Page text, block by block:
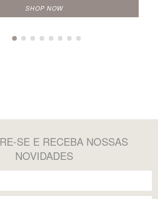
SHOP NOW
SE E RECEBA NOSSAS
NOVIDADES